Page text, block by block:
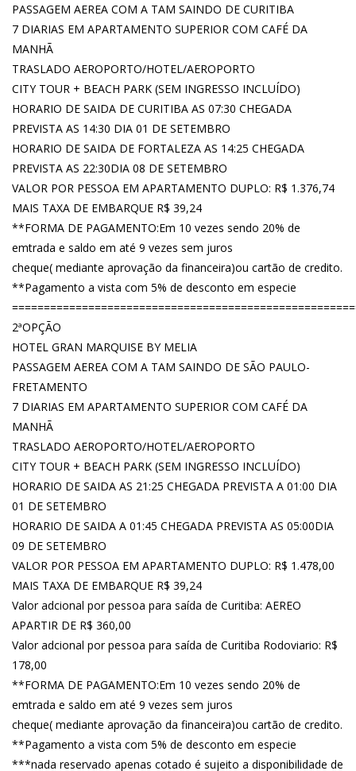
PASSAGEM AEREA COM A TAM SAINDO DE CURITIBA
7 DIARIAS EM APARTAMENTO SUPERIOR COM CAFÉ DA
MANHÃ
TRASLADO AEROPORTO/HOTEL/AEROPORTO
CITY TOUR + BEACH PARK (SEM INGRESSO INCLUÍDO)
HORARIO DE SAIDA DE CURITIBA AS 07:30 CHEGADA
PREVISTA AS 14:30 DIA 01 DE SETEMBRO
HORARIO DE SAIDA DE FORTALEZA AS 14:25 CHEGADA
PREVISTA AS 22:30DIA 08 DE SETEMBRO
VALOR POR PESSOA EM APARTAMENTO DUPLO: R$ 1.376,74
MAIS TAXA DE EMBARQUE R$ 39,24
**FORMA DE PAGAMENTO:Em 10 vezes sendo 20% de
emtrada e saldo em até 9 vezes sem juros
cheque( mediante aprovação da financeira)ou cartão de credito.
**Pagamento a vista com 5% de desconto em especie
2ªOPÇÃO
HOTEL GRAN MARQUISE BY MELIA
PASSAGEM AEREA COM A TAM SAINDO DE SÃO PAULO-
FRETAMENTO
7 DIARIAS EM APARTAMENTO SUPERIOR COM CAFÉ DA
MANHÃ
TRASLADO AEROPORTO/HOTEL/AEROPORTO
CITY TOUR + BEACH PARK (SEM INGRESSO INCLUÍDO)
HORARIO DE SAIDA AS 21:25 CHEGADA PREVISTA A 01:00 DIA
01 DE SETEMBRO
HORARIO DE SAIDA A 01:45 CHEGADA PREVISTA AS 05:00DIA
09 DE SETEMBRO
VALOR POR PESSOA EM APARTAMENTO DUPLO: R$ 1.478,00
MAIS TAXA DE EMBARQUE R$ 39,24
Valor adcional por pessoa para saída de Curitiba: AEREO
APARTIR DE R$ 360,00
Valor adcional por pessoa para saída de Curitiba Rodoviario: R$
178,00
**FORMA DE PAGAMENTO:Em 10 vezes sendo 20% de
emtrada e saldo em até 9 vezes sem juros
cheque( mediante aprovação da financeira)ou cartão de credito.
**Pagamento a vista com 5% de desconto em especie
***nada reservado apenas cotado é sujeito a disponibilidade de